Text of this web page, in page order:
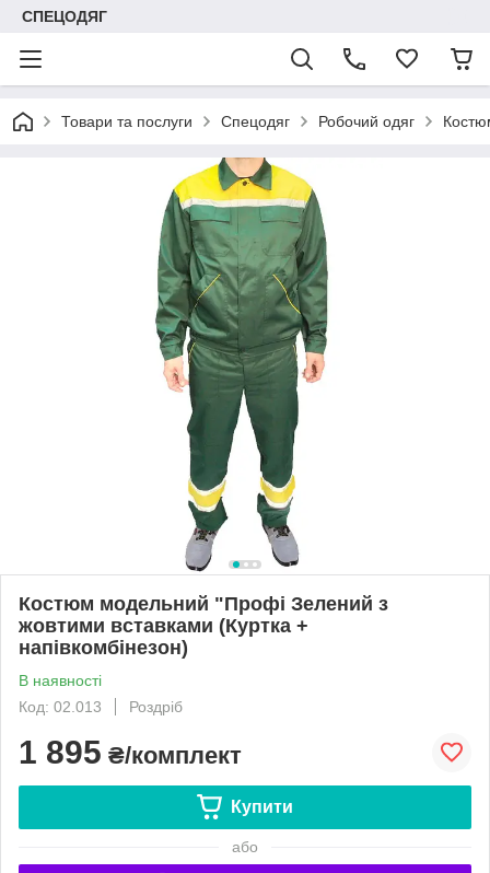
СПЕЦОДЯГ
Товари та послуги Спецодяг Робочий одяг
Костюм модельний "Профі Зелений з
жовтими вставками (Куртка +
напівкомбінезон)
В наявності
Код: 02.013
Роздріб
1 895 ₴/комплект
Купити
або